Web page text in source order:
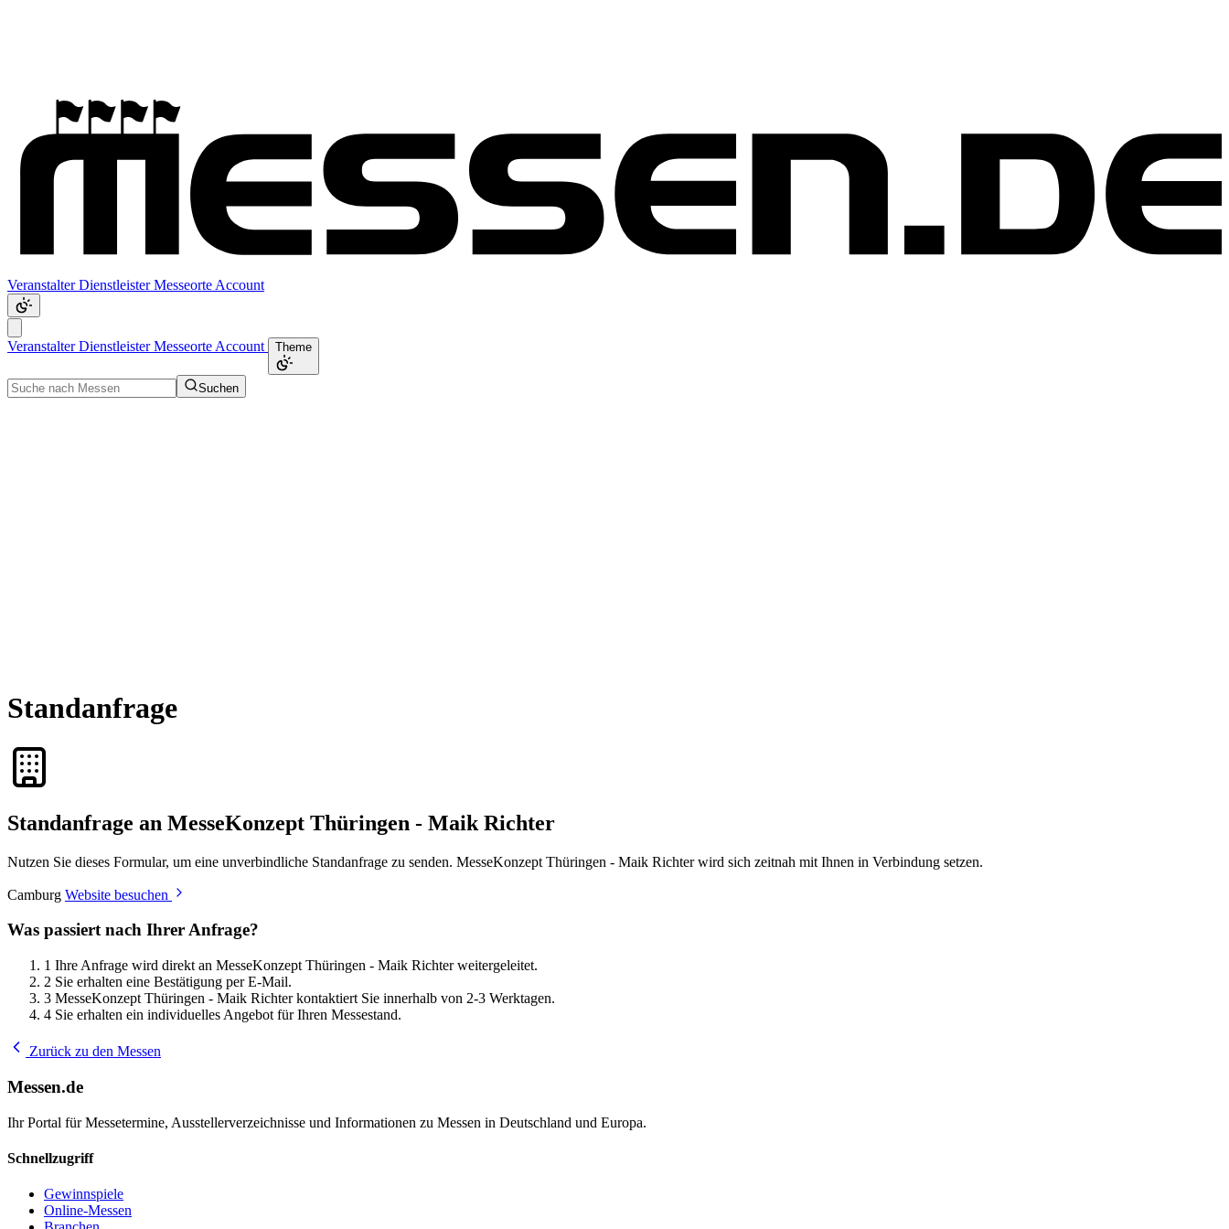
VeranstalterDienstleisterMesseorte Account
VeranstalterDienstleisterMesseorte Account Theme
Suchen
Standanfrage
Standanfrage an MesseKonzept Thüringen - Maik Richter
Nutzen Sie dieses Formular, um eine unverbindliche Standanfrage zu senden. MesseKonzept Thüringen - Maik Richter wird sich zeitnah mit Ihnen in Verbindung setzen.
Camburg Website besuchen
Was passiert nach Ihrer Anfrage?
1 Ihre Anfrage wird direkt an MesseKonzept Thüringen - Maik Richter weitergeleitet.
2 Sie erhalten eine Bestätigung per E-Mail.
3 MesseKonzept Thüringen - Maik Richter kontaktiert Sie innerhalb von 2-3 Werktagen.
4 Sie erhalten ein individuelles Angebot für Ihren Messestand.
Zurück zu den Messen
Messen.de
Ihr Portal für Messetermine, Ausstellerverzeichnisse und Informationen zu Messen in Deutschland und Europa.
Schnellzugriff
Gewinnspiele
Online-Messen